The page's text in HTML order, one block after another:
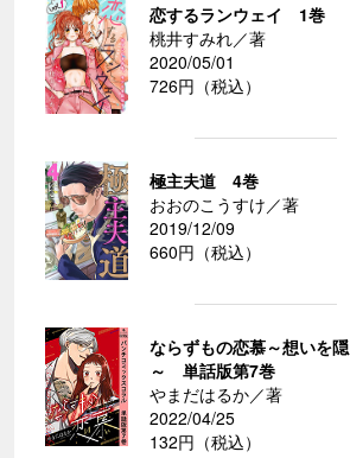
恋するランウェイ 1巻
桃井すみれ／著
2020/05/01
726円（税込）
極主夫道 4巻
おおのこうすけ／著
2019/12/09
660円（税込）
ならずもの恋慕～想いを
～ 単話版第7巻
やまだはるか／著
2022/04/25
132円（税込）